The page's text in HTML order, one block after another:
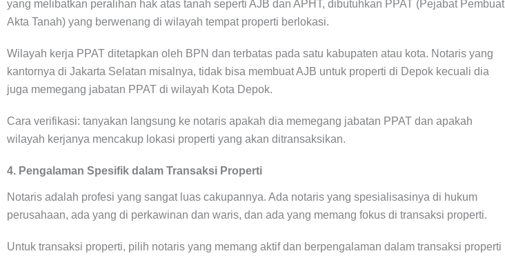
yang melibatkan peralihan hak atas tanah seperti AJB dan APHT, dibutuhkan PPAT (Pejabat Pembuat
Akta Tanah) yang berwenang di wilayah tempat properti berlokasi.
Wilayah kerja PPAT ditetapkan oleh BPN dan terbatas pada satu kabupaten atau kota. Notaris yang
kantornya di Jakarta Selatan misalnya, tidak bisa membuat AJB untuk properti di Depok kecuali dia
juga memegang jabatan PPAT di wilayah Kota Depok.
Cara verifikasi: tanyakan langsung ke notaris apakah dia memegang jabatan PPAT dan apakah
wilayah kerjanya mencakup lokasi properti yang akan ditransaksikan.
4. Pengalaman Spesifik dalam Transaksi Properti
Notaris adalah profesi yang sangat luas cakupannya. Ada notaris yang spesialisasinya di hukum
perusahaan, ada yang di perkawinan dan waris, dan ada yang memang fokus di transaksi properti.
Untuk transaksi properti, pilih notaris yang memang aktif dan berpengalaman dalam transaksi properti